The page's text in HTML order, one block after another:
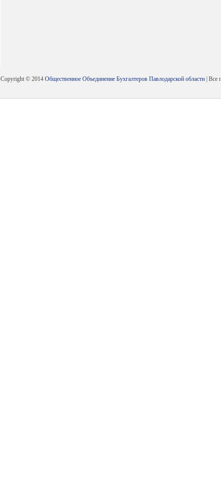
Copyright © 2014 Общественное Объединение Бухгалтеров Павлодарской области | Все